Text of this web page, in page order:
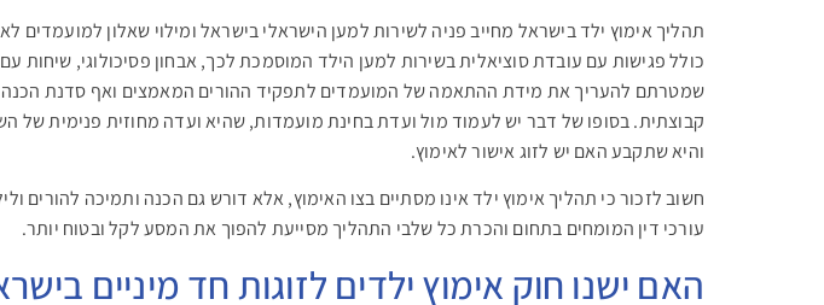
תהליך אימוץ ילד בישראל מחייב פניה לשירות למען הישראלי בישראל ומילוי שאלון למועמדים
כולל פגישות עם עובדת סוציאלית בשירות למען הילד המוסמכת לכך, אבחון פסיכולוגי, שיחות
שמטרתם להעריך את מידת ההתאמה של המועמדים לתפקיד ההורים המאמצים ואף סדנת
קבוצתית. בסופו של דבר יש לעמוד מול ועדת בחינת מועמדות, שהיא ועדה מחוזית פנימית של
והיא שתקבע האם יש לזוג אישור לאימוץ.
חשוב לזכור כי תהליך אימוץ ילד אינו מסתיים בצו האימוץ, אלא דורש גם הכנה ותמיכה להורים
עורכי דין המומחים בתחום והכרת כל שלבי התהליך מסייעת להפוך את המסע לקל ובטוח יותר.
האם ישנו חוק אימוץ ילדים לזוגות חד מיניים